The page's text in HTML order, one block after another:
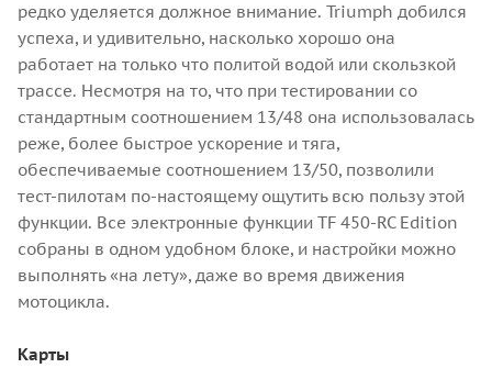
редко уделяется должное внимание. Triumph добился
успеха, и удивительно, насколько хорошо она
работает на только что политой водой или скользкой
трассе. Несмотря на то, что при тестировании со
стандартным соотношением 13/48 она использовалась
реже, более быстрое ускорение и тяга,
обеспечиваемые соотношением 13/50, позволили
тест-пилотам по-настоящему ощутить всю пользу этой
функции. Все электронные функции TF 450-RC Edition
собраны в одном удобном блоке, и настройки можно
выполнять «на лету», даже во время движения
мотоцикла.
Карты